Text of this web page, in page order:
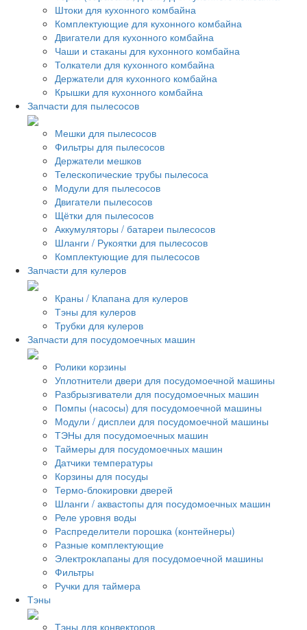
Штоки для кухонного комбайна
Комплектующие для кухонного комбайна
Двигатели для кухонного комбайна
Чаши и стаканы для кухонного комбайна
Толкатели для кухонного комбайна
Держатели для кухонного комбайна
Крышки для кухонного комбайна
Запчасти для пылесосов
Мешки для пылесосов
Фильтры для пылесосов
Держатели мешков
Телескопические трубы пылесоса
Модули для пылесосов
Двигатели пылесосов
Щётки для пылесосов
Аккумуляторы / батареи пылесосов
Шланги / Рукоятки для пылесосов
Комплектующие для пылесосов
Запчасти для кулеров
Краны / Клапана для кулеров
Тэны для кулеров
Трубки для кулеров
Запчасти для посудомоечных машин
Ролики корзины
Уплотнители двери для посудомоечной машины
Разбрызгиватели для посудомоечных машин
Помпы (насосы) для посудомоечной машины
Модули / дисплеи для посудомоечной машины
ТЭНы для посудомоечных машин
Таймеры для посудомоечных машин
Датчики температуры
Корзины для посуды
Термо-блокировки дверей
Шланги / аквастопы для посудомоечных машин
Реле уровня воды
Распределители порошка (контейнеры)
Разные комплектующие
Электроклапаны для посудомоечной машины
Фильтры
Ручки для таймера
Тэны
Тэны для конвекторов